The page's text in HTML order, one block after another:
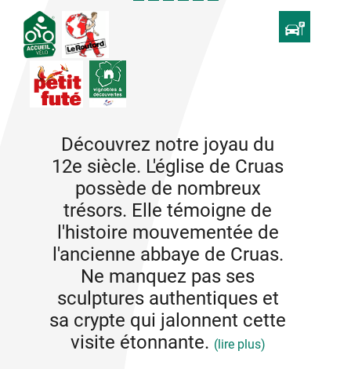
Découvrez notre joyau du
12e siècle. L'église de Cruas
possède de nombreux
trésors. Elle témoigne de
l'histoire mouvementée de
l'ancienne abbaye de Cruas.
Ne manquez pas ses
sculptures authentiques et
sa crypte qui jalonnent cette
visite étonnante. (lire plus)